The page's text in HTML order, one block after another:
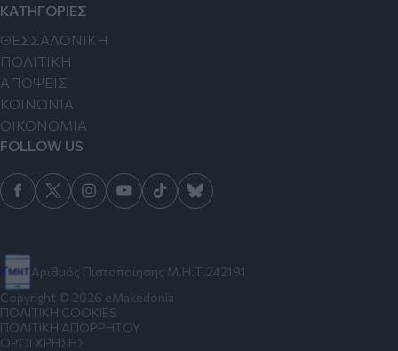
Αριθμός Πιστοποίησης Μ.Η.Τ.242191
ΚΑΤΗΓΟΡΙΕΣ
ΘΕΣΣΑΛΟΝΙΚΗ
ΠΟΛΙΤΙΚΗ
ΑΠΟΨΕΙΣ
ΚΟΙΝΩΝΙΑ
ΟΙΚΟΝΟΜΙΑ
FOLLOW US
Copyright © 2026 eMakedonia
ΠΟΛΙΤΙΚΗ COOKIES
ΠΟΛΙΤΙΚΗ ΑΠΟΡΡΗΤΟΥ
ΟΡΟΙ ΧΡΗΣΗΣ